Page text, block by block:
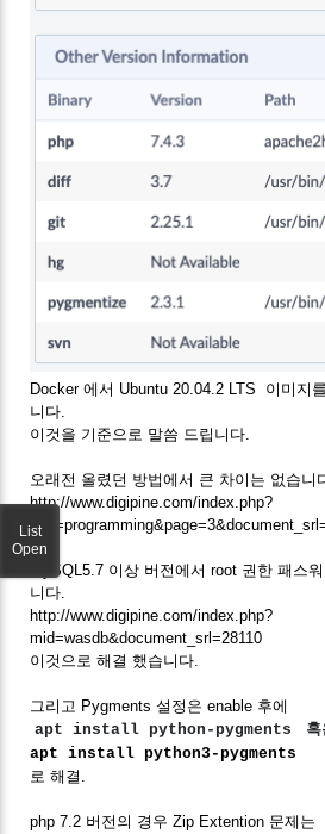
Docker 에서 Ubuntu 20.04.2 LTS 이미지
니다.
이것을 기준으로 말씀 드립니다.
오래전 올렸던 방법에서 큰 차이는 없습니
http://www.digipine.com/index.php?
mySQL5.7 이상 버전에서 root 권한 패스
니다.
http://www.digipine.com/index.php?
mid=wasdb&document_srl=28110
이것으로 해결 했습니다.
그리고 Pygments 설정은 enable 후에
apt install python-pygments
혹
apt install python3-pygments
로 해결.
php 7.2 버전의 경우 Zip Extention 문제는
List
Open